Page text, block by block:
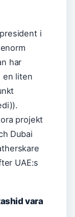
i
har
en liten
projekt
Dubai
UAE:s
vara